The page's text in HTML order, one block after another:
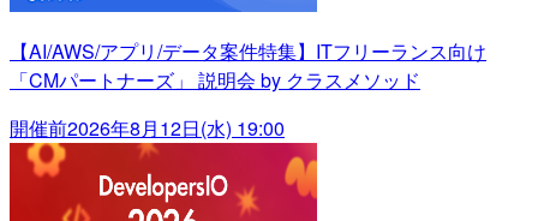
【AI/AWS/アプリ/データ案件特集】ITフリーランス向け
「CMパートナーズ」 説明会 by クラスメソッド
開催前2026年8月12日(水) 19:00